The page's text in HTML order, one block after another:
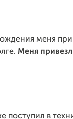
меня
Меня
поступил в